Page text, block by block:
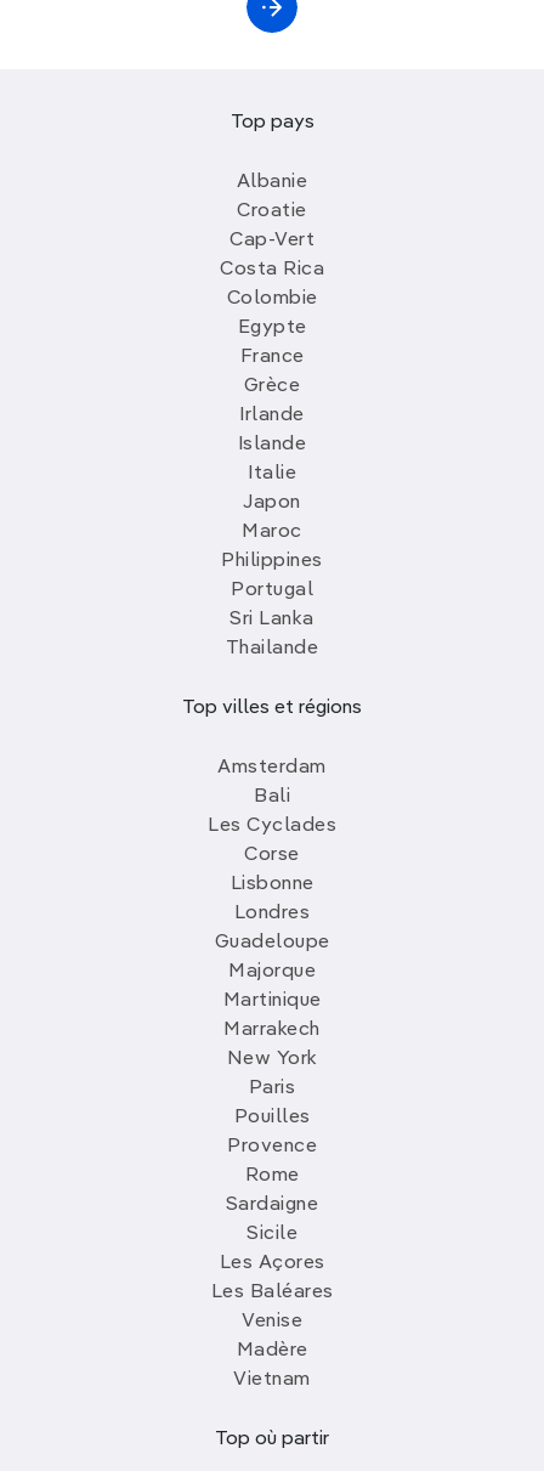
Top pays
Albanie
Croatie
Cap-Vert
Costa Rica
Colombie
Egypte
France
Grèce
Irlande
Islande
Italie
Japon
Maroc
Philippines
Portugal
Sri Lanka
Thailande
Top villes et régions
Amsterdam
Bali
Les Cyclades
Corse
Lisbonne
Londres
Guadeloupe
Majorque
Martinique
Marrakech
New York
Paris
Pouilles
Provence
Rome
Sardaigne
Sicile
Les Açores
Les Baléares
Venise
Madère
Vietnam
Top où partir